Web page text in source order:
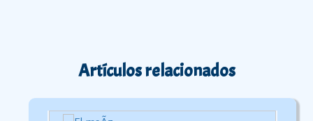
Artículos relacionados